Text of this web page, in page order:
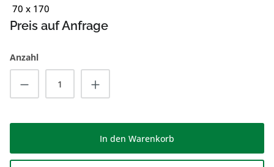
70 x 170
Preis auf Anfrage
Anzahl
Produkt Anzahl: Gib den gewünschten
In den Warenkorb